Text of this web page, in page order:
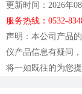
更新时间：2026年
服务热线：0532-
声明：本公司产品
仪产品信息有疑问
将一如既往的为您